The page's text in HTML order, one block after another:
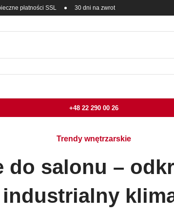
płatności SSL 30 dni na zwrot
+48 22 290 00 26
Trendy wnętrzarskie
do salonu –
industrialny